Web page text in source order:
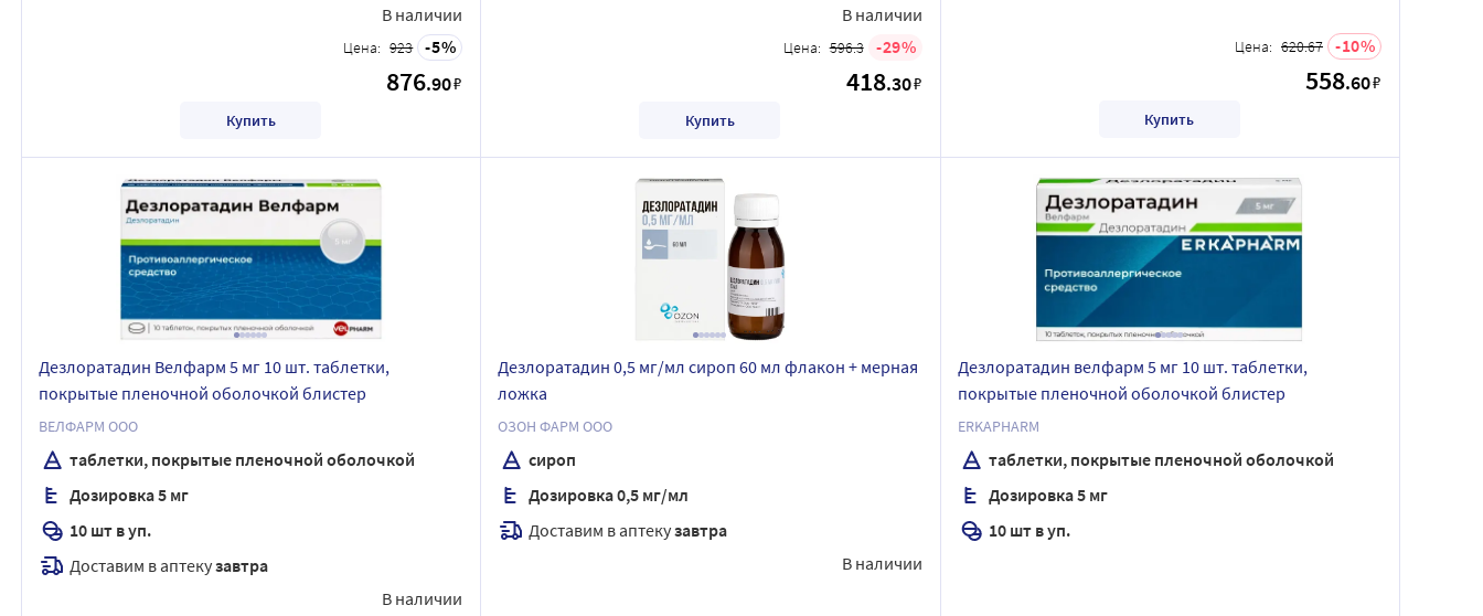
В наличии
Цена: 923 5
876.90₽
Купить
В наличии
Цена: 596.3 29
418.30₽
Купить
Цена: 620.67 10
558.60₽
Купить
Дезлоратадин Велфарм 5 мг 10 шт. таблетки,
покрытые пленочной оболочкой блистер
ВЕЛФАРМ ООО
таблетки, покрытые пленочной оболочкой
Дозировка 5 мг
10 шт в уп.
Доставим в аптекузавтра
В наличии
Дезлоратадин 0,5 мг/мл сироп 60 мл флакон + мерная
ложка
ОЗОН ФАРМ ООО
сироп
Дозировка 0,5 мг/мл
Доставим в аптекузавтра
В наличии
Дезлоратадин велфарм 5 мг 10 шт. таблетки,
покрытые пленочной оболочкой блистер
ERKAPHARM
таблетки, покрытые пленочной оболочкой
Дозировка 5 мг
10 шт в уп.